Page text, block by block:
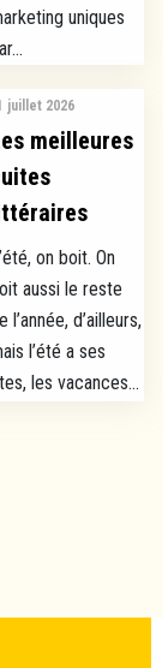
uniques
juillet 2026
meilleures
on boit. On
aussi le reste
l’année, d’ailleurs,
l’été a ses
les vacances...